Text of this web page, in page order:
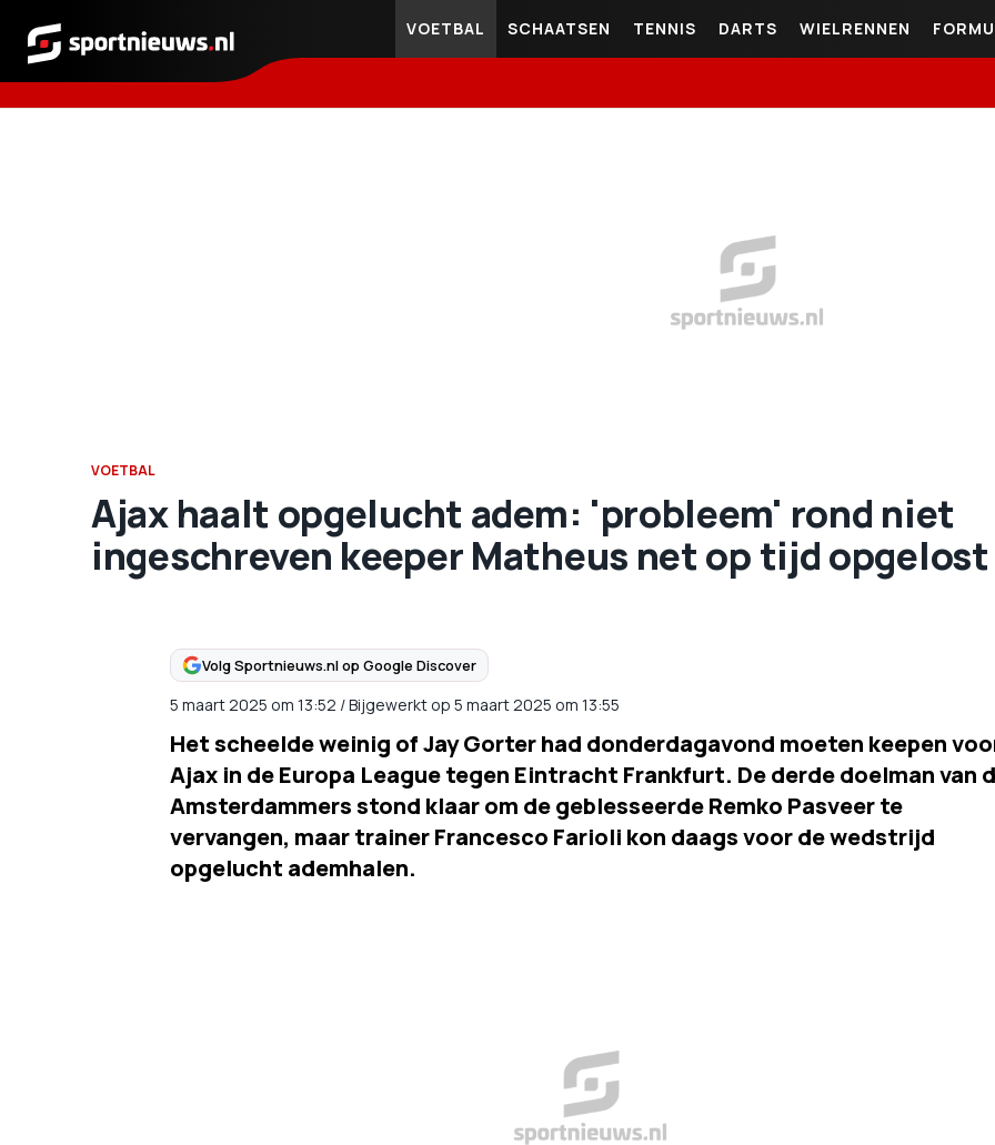
Sportnieuws.nl
VOETBAL SCHAATSEN TENNIS DARTS WIELRENNEN
VOETBAL
Ajax haalt opgelucht adem: 'probleem' rond niet
ingeschreven keeper Matheus net op tijd opgelost
Volg Sportnieuws.nl op Google Discover
5 maart 2025 om 13:52 /Bijgewerkt op 5 maart 2025 om 13:55
Het scheelde weinig of Jay Gorter had donderdagavond moeten keepen
Ajax in de Europa League tegen Eintracht Frankfurt. De derde doelman van
Amsterdammers stond klaar om de geblesseerde Remko Pasveer te
vervangen, maar trainer Francesco Farioli kon daags voor de wedstrijd
opgelucht ademhalen.